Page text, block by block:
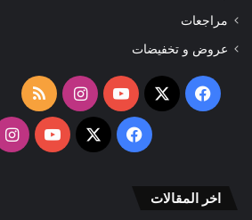
مراجعات
عروض و تخفيضات
فيسبوك
‫X
‫YouTubeانستقرام
فيسبوك
‫X
اخر المقالات